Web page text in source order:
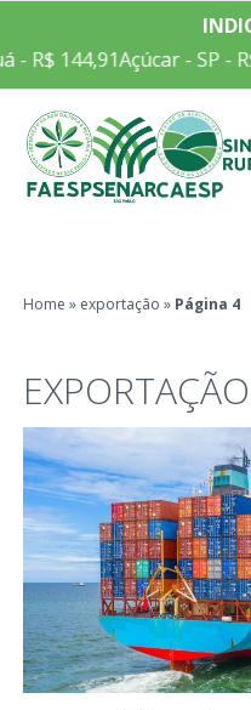
144,91Açúcar - SP - R$
Home » exportação » Página 4
EXPORTAÇÃO